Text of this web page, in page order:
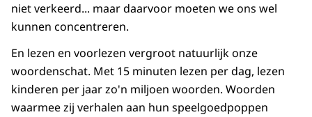
niet verkeerd... maar daarvoor moeten we ons wel
kunnen concentreren.
En lezen en voorlezen vergroot natuurlijk onze
woordenschat. Met 15 minuten lezen per dag, lezen
kinderen per jaar zo'n miljoen woorden. Woorden
waarmee zij verhalen aan hun speelgoedpoppen